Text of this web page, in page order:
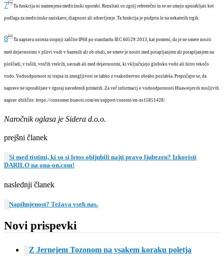
7
Ta funkcija ni namenjena medicinski uporabi. Rezultati so zgolj referenčni in se ne smejo uporabljati kot
podlaga za medicinske raziskave, diagnozo ali zdravljenje. Ta funkcija je podprta le na nekaterih trgih.
8
Ta naprava ustreza stopnji zaščite IP68 po standardu IEC 60529:2013, kar pomeni, da je ne smete nositi
med dejavnostmi v plitvi vodi v bazenih ali ob obali, ne smete je nositi med potapljanjem ali potapljanjem na
ploščadi, v tuših, vročih vrelcih, savnah ali med dejavnostmi, ki vključujejo globoko vodo ali hitro tekočo
vodo. Vodoodpornost ni trajna in zmogljivost se lahko z vsakodnevno obrabo poslabša. Prepričajte se, da
naprave ne uporabljate v zgoraj navedenih primerih. Za več informacij o vodoodpornosti Huaweijevih nosljivih
naprav obiščite: https://consumer.huawei.com/en/support/content/en-us15851428/.
Naročnik oglasa je Sidera d.o.o.
prejšni članek
Si med tistimi, ki so si letos obljubili najti pravo ljubezen? Izkoristi
DARILO na ona-on.com!
naslednji članek
Napihnjenost? Težava vseh nas.
Novi prispevki
Z Jernejem Tozonom na vsakem koraku poletja